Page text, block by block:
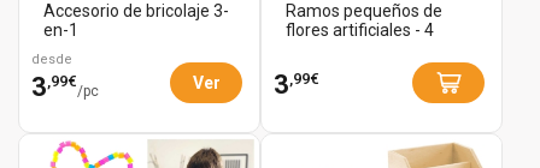
Accesorio de bricolaje 3-
en-1
desde
3,99€
/pc Ver
Ramos pequeños de
flores artificiales - 4
3 ,99€